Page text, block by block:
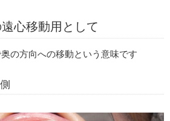
心移動用として
の方向への移動という意味です